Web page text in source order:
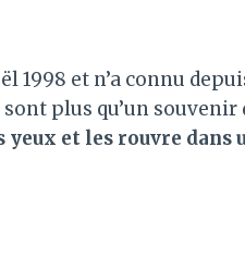
1998 et n’a connu
plus qu’un souvenir
yeux et les rouvre dans